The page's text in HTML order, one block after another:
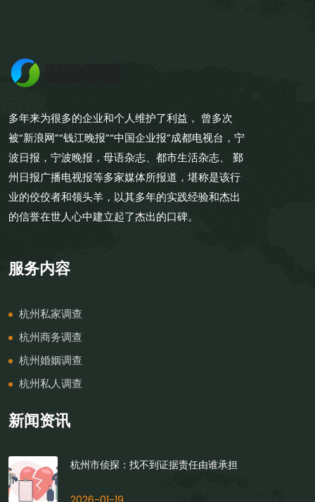
多年来为很多的企业和个人维护了利益， 曾多次
被“新浪网”“钱江晚报”“中国企业报”成都电视台，宁
波日报，宁波晚报，母语杂志、都市生活杂志、 鄞
州日报广播电视报等多家媒体所报道，堪称是该行
业的佼佼者和领头羊，以其多年的实践经验和杰出
的信誉在世人心中建立起了杰出的口碑。
服务内容
杭州私家调查
杭州商务调查
杭州婚姻调查
杭州私人调查
新闻资讯
杭州市侦探：找不到证据责任由谁承担